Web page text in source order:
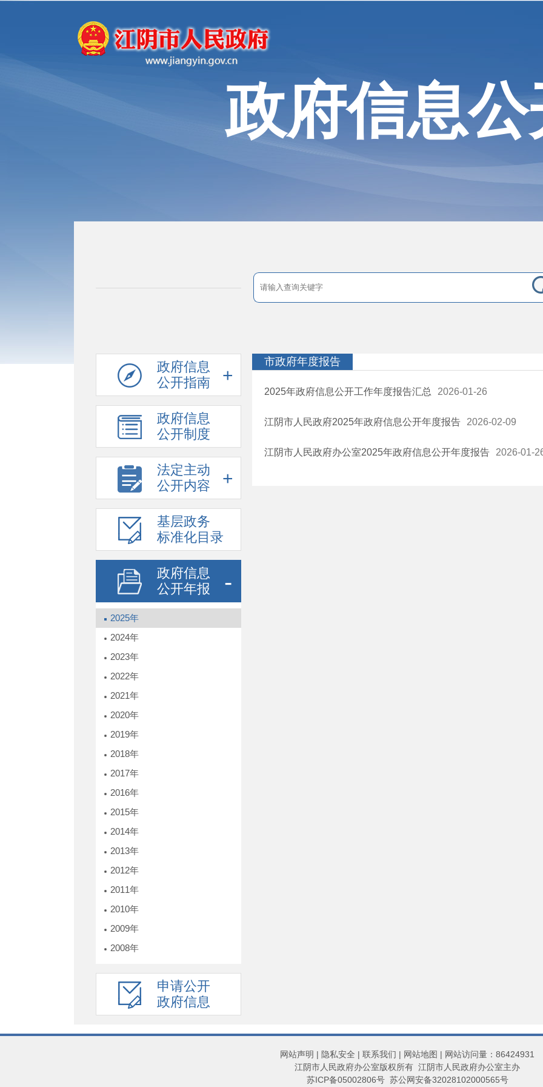
政府信息公
政府信息
公开指南
政府信息
公开制度
法定主动
公开内容
基层政务
标准化目录
政府信息
公开年报
2025年
2024年
2023年
2022年
2021年
2020年
2019年
2018年
2017年
2016年
2015年
2014年
2013年
2012年
2011年
2010年
2009年
2008年
申请公开
政府信息
市政府年度报告
2025年政府信息公开工作年度报告汇总 2026-01-26
江阴市人民政府2025年政府信息公开年度报告 2026-02-09
江阴市人民政府办公室2025年政府信息公开年度报告 2026-01-
网站声明 | 隐私安全 | 联系我们 | 网站地图 | 网站访问量：86424931
江阴市人民政府办公室版权所有 江阴市人民政府办公室主办
苏ICP备05002806号 苏公网安备32028102000565号